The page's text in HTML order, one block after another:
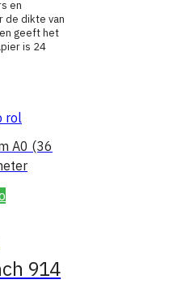
en
de dikte van
geeft het
is 24
A0 (36
914